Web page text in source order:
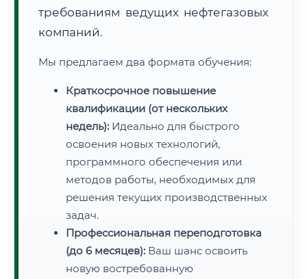
требованиям ведущих нефтегазовых
компаний.
Мы предлагаем два формата обучения:
Краткосрочное повышение
квалификации (от нескольких
недель): Идеально для быстрого
освоения новых технологий,
программного обеспечения или
методов работы, необходимых для
решения текущих производственных
задач.
Профессиональная переподготовка
(до 6 месяцев): Ваш шанс освоить
новую востребованную